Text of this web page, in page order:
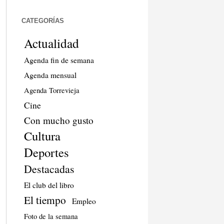
CATEGORÍAS
Actualidad
Agenda fin de semana
Agenda mensual
Agenda Torrevieja
Cine
Con mucho gusto
Cultura
Deportes
Destacadas
El club del libro
El tiempo Empleo
Foto de la semana